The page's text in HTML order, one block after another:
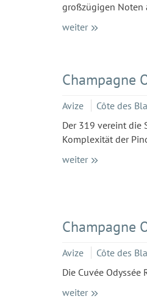
großzügigen Noten
weiter
Champagne
Avize Côte des
Der 319 vereint die
Komplexität der
weiter
Champagne
Avize Côte des
Die Cuvée
weiter